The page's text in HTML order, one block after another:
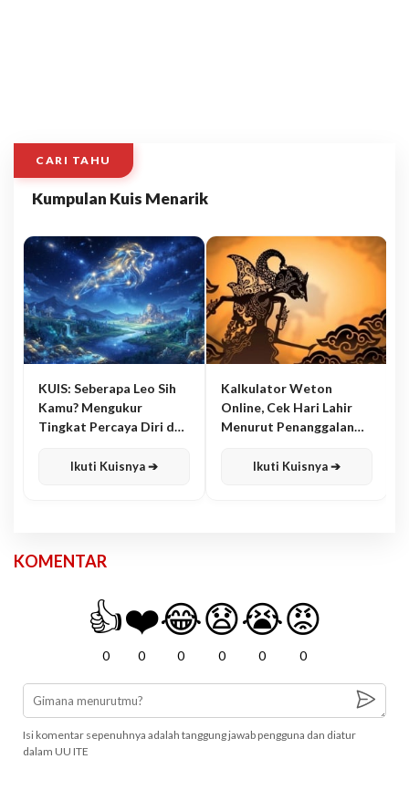
CARI TAHU
Kumpulan Kuis Menarik
KUIS: Seberapa Leo Sih
Kamu? Mengukur
Tingkat Percaya Diri dan
Ikuti Kuisnya ➔
Kalkulator Weton
Online, Cek Hari Lahir
Menurut Penanggalan
Ikuti Kuisnya ➔
KOMENTAR
👍
0
❤️
0
😂
0
😧
0
😭
0
😡
0
Isi komentar sepenuhnya adalah tanggung jawab pengguna dan diatur
dalam UU ITE